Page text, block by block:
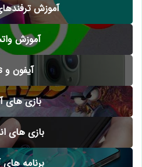
آموزش
آموزش
آیفون و ios
بازی های
بازی های
برنامه های